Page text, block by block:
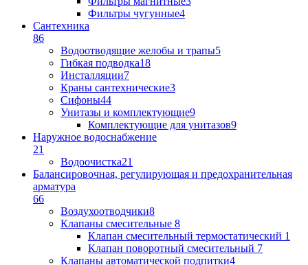
Фильтры чугунные4
Сантехника
86
Водоотводящие желобы и трапы5
Гибкая подводка18
Инсталляции7
Краны сантехнические3
Сифоны44
Унитазы и комплектующие9
Комплектующие для унитазов9
Наружное водоснабжение
21
Водоочистка21
Балансировочная, регулирующая и предохранительная
арматура
66
Воздухоотводчики8
Клапаны cмесительные 8
Клапан cмесительный термостатический 1
Клапан поворотный cмесительный 7
Клапаны автоматической подпитки4